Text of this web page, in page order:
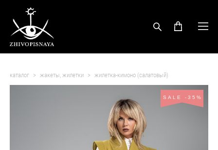
каталог > жакеты, жилетки > жилетка-кимоно (салатовый)
SALE -35%